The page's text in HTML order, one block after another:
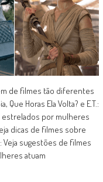
de filmes tão diferentes
Horas Ela Volta? e E.T.:
estrelados por mulheres
dicas de filmes sobre
Veja sugestões de filmes
atuam